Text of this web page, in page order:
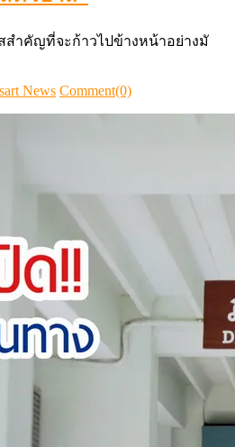
News)
าชีพการสัตวบาล” หลัง